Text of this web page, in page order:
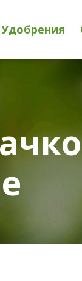
Удобрения